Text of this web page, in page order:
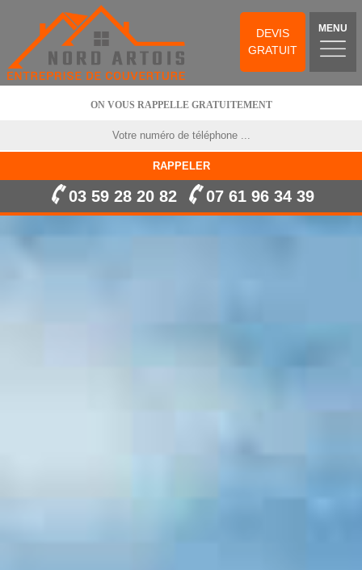
DEVIS
GRATUIT
MENU
ON VOUS RAPPELLE GRATUITEMENT
03 59 28 20 82 07 61 96 34 39